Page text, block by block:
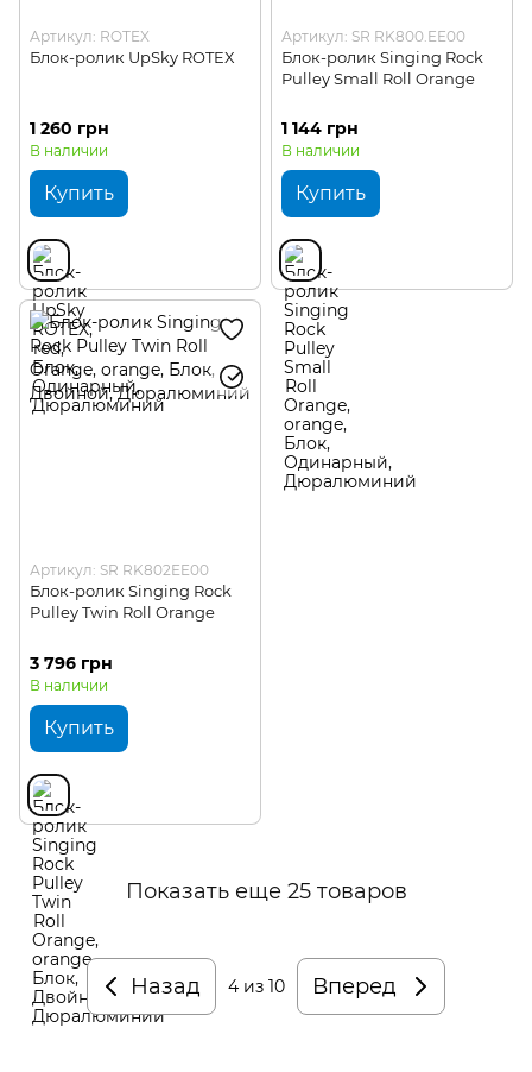
Артикул: ROTEX
Блок-ролик UpSky ROTEX
1 260 грн
В наличии
Купить
Артикул: SR RK800.EE00
Блок-ролик Singing Rock
Pulley Small Roll Orange
1 144 грн
В наличии
Купить
Артикул: SR RK802EE00
Блок-ролик Singing Rock
Pulley Twin Roll Orange
3 796 грн
В наличии
Купить
Показать еще 25 товаров
Назад 4 из 10 Вперед